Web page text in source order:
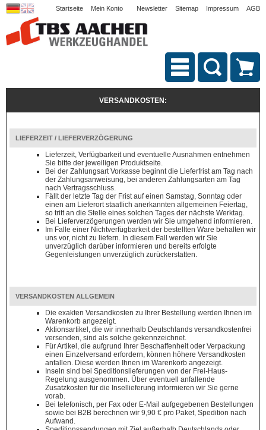
Startseite Mein Konto Newsletter Sitemap Impressum AGB
VERSANDKOSTEN:
LIEFERZEIT / LIEFERVERZÖGERUNG
Lieferzeit, Verfügbarkeit und eventuelle Ausnahmen entnehmen
Sie bitte der jeweiligen Produktseite.
Bei der Zahlungsart Vorkasse beginnt die Lieferfrist am Tag nach
der Zahlungsanweisung, bei anderen Zahlungsarten am Tag
nach Vertragsschluss.
Fällt der letzte Tag der Frist auf einen Samstag, Sonntag oder
einen am Lieferort staatlich anerkannten allgemeinen Feiertag,
so tritt an die Stelle eines solchen Tages der nächste Werktag.
Bei Lieferverzögerungen werden wir Sie umgehend informieren.
Im Falle einer Nichtverfügbarkeit der bestellten Ware behalten wir
uns vor, nicht zu liefern. In diesem Fall werden wir Sie
unverzüglich darüber informieren und bereits erfolgte
Gegenleistungen unverzüglich zurückerstatten.
VERSANDKOSTEN ALLGEMEIN
Die exakten Versandkosten zu Ihrer Bestellung werden Ihnen im
Warenkorb angezeigt.
Aktionsartikel, die wir innerhalb Deutschlands versandkostenfrei
versenden, sind als solche gekennzeichnet.
Für Artikel, die aufgrund Ihrer Beschaffenheit oder Verpackung
einen Einzelversand erfordern, können höhere Versandkosten
anfallen. Diese werden Ihnen im Warenkorb angezeigt.
Inseln sind bei Speditionslieferungen von der Frei-Haus-
Regelung ausgenommen. Über eventuell anfallende
Zusatzkosten für die Insellieferung informieren wir Sie gerne
vorab.
Bei telefonisch, per Fax oder E-Mail aufgegebenen Bestellungen
sowie bei B2B berechnen wir 9,90 € pro Paket, Spedition nach
Aufwand.